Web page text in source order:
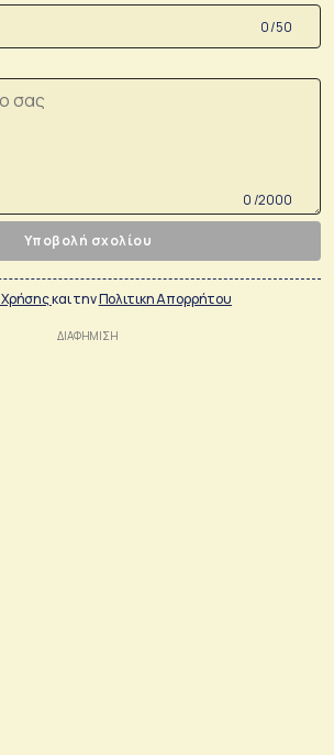
0 /50
0 /2000
Υποβολή σχολίου
Χρήσηςκαι τηνΠολιτικη Απορρήτου